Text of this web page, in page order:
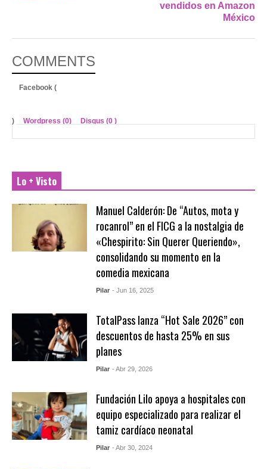
vendidos en Amazon
México
COMMENTS
Facebook (
) Wordpress (0) Disqus (0 )
Lo + Visto
Manuel Calderón: De “Autos, mota y
rocanrol” en el FICG a la nostalgia de
«Chespirito: Sin Querer Queriendo»,
consolidando su momento en la
comedia mexicana
Pilar - Jun 16, 2025
TotalPass lanza “Hot Sale 2026” con
descuentos de hasta 25% en sus
planes
Pilar - Abr 29, 2026
Fundación Lilo apoya a hospitales con
equipo especializado para realizar el
tamiz cardíaco neonatal
Pilar - Abr 30, 2024